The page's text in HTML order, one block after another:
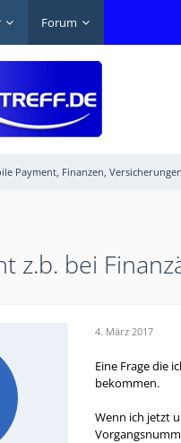
Forum
Payment, Finanzen,
z.b. bei
4. März 2017
Eine Frage die
bekommen.
Wenn ich jetzt